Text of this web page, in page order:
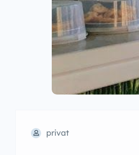
privat